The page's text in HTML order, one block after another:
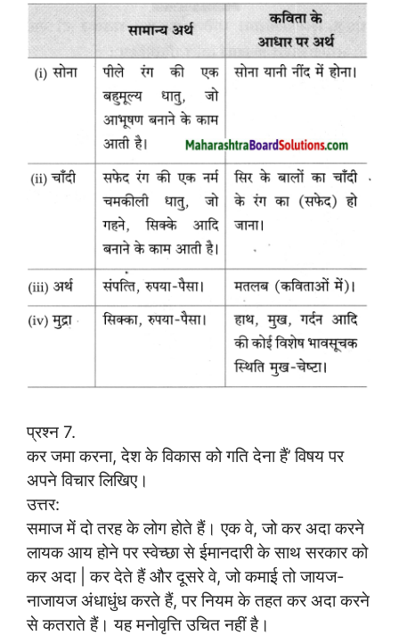
प्रश्न 7.
कर जमा करना, देश के विकास को गति देना हैं’ विषय पर
अपने विचार लिखिए।
उत्तर:
समाज में दो तरह के लोग होते हैं। एक वे, जो कर अदा करने
लायक आय होने पर स्वेच्छा से ईमानदारी के साथ सरकार को
कर अदा | कर देते हैं और दूसरे वे, जो कमाई तो जायज-
नाजायज अंधाधुंध करते हैं, पर नियम के तहत कर अदा करने
से कतराते हैं। यह मनोवृत्ति उचित नहीं है।